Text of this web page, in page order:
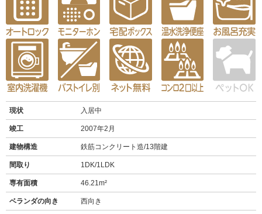
現状 入居中
竣工 2007年2月
建物構造 鉄筋コンクリート造/13階建
間取り 1DK/1LDK
専有面積 46.21m²
ベランダの向き 西向き